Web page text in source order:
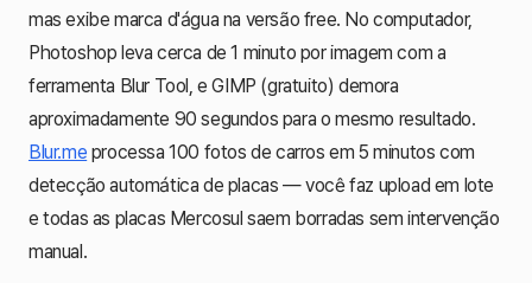
mas exibe marca d'água na versão free. No computador,
Photoshop leva cerca de 1 minuto por imagem com a
ferramenta Blur Tool, e GIMP (gratuito) demora
aproximadamente 90 segundos para o mesmo resultado.
Blur.me processa 100 fotos de carros em 5 minutos com
detecção automática de placas — você faz upload em lote
e todas as placas Mercosul saem borradas sem intervenção
manual.